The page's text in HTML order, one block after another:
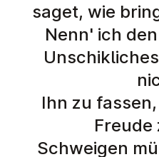
saget, wie
Nenn' ich
Ihn zu
Freude
Schweigen